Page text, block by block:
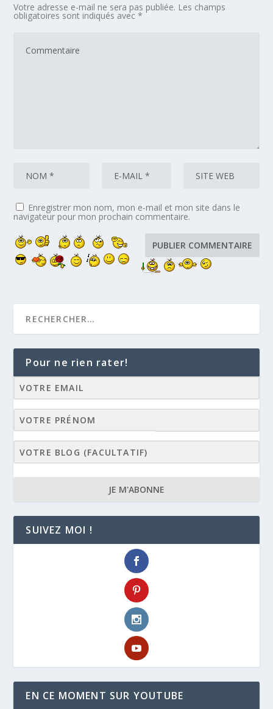
Votre adresse e-mail ne sera pas publiée. Les champs
obligatoires sont indiqués avec*
Enregistrer mon nom, mon e-mail et mon site dans le
navigateur pour mon prochain commentaire.
Pour ne rien rater!
JE M'ABONNE
SUIVEZ MOI !
EN CE MOMENT SUR YOUTUBE